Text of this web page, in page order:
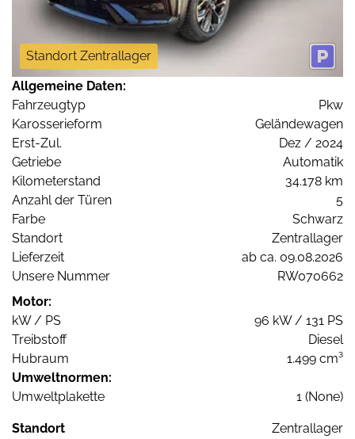
Standort Zentrallager
Allgemeine Daten:
Fahrzeugtyp
Pkw
Karosserieform
Geländewagen
Erst-Zul.
Dez / 2024
Getriebe
Automatik
Kilometerstand
34.178 km
Anzahl der Türen
5
Farbe
Schwarz
Standort
Zentrallager
Lieferzeit
ab ca. 09.08.2026
Unsere Nummer
RW070662
Motor:
kW / PS
96 kW / 131 PS
Treibstoff
Diesel
Hubraum
1.499 cm³
Umweltnormen:
Umweltplakette
1 (None)
Standort Zentrallager